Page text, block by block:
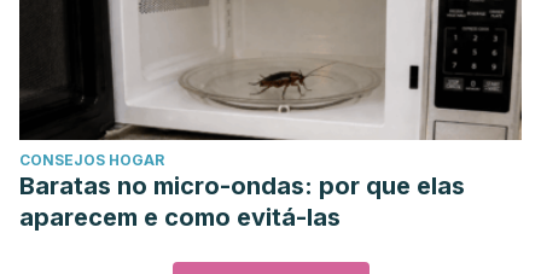
CONSEJOS HOGAR
Baratas no micro-ondas: por que elas
aparecem e como evitá-las